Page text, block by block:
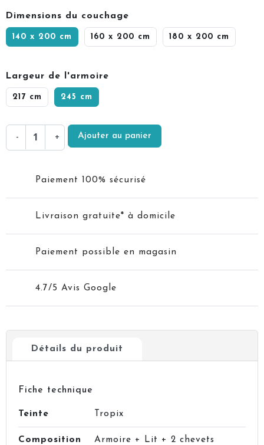
Dimensions du couchage
140 x 200 cm 160 x 200 cm 180 x 200 cm
Largeur de l'armoire
217 cm 245 cm
- + Ajouter au panier
Paiement 100% sécurisé
Livraison gratuite* à domicile
Paiement possible en magasin
4.7/5 Avis Google
Détails du produit
Fiche technique
Teinte Tropix
Composition Armoire + Lit + 2 chevets